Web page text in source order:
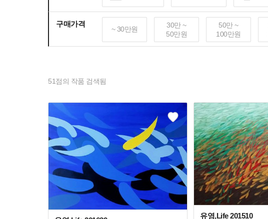
구매가격
~ 30만원
30만 ~
50만원
50만 ~
100만원
51점의 작품 검색됨
유영,Life 201510